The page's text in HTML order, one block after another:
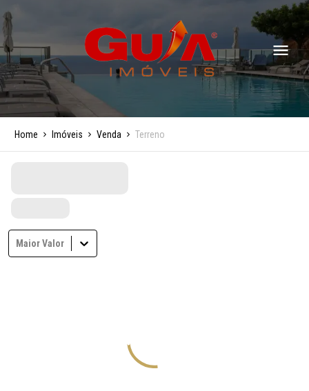
Home Imóveis Venda Terreno
Maior Valor